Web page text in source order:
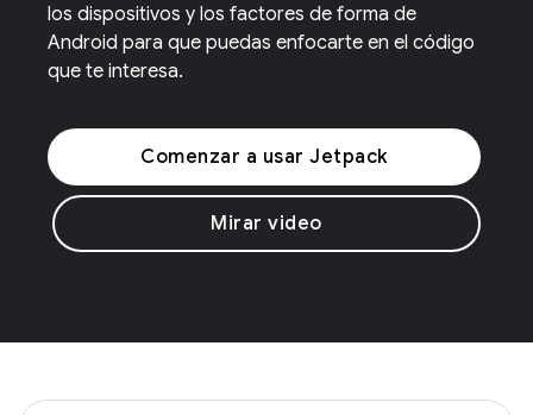
los dispositivos y los factores de forma de
Android para que puedas enfocarte en el código
que te interesa.
Comenzar a usar Jetpack
Mirar video